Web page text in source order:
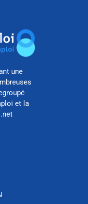
une
et la